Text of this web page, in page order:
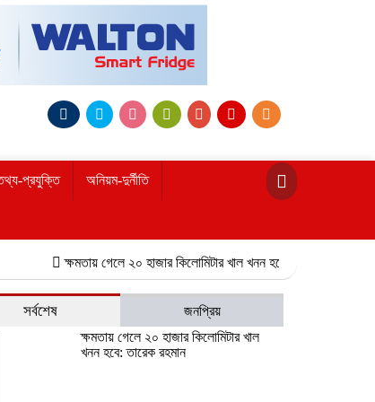
প্রযুক্তি অনিয়ম-দুর্নীতি
ক্ষমতায় গেলে ২০ হাজার কিলোমিটার খাল খনন হবে: তারেক রহমান
সর্বশেষ
জনপ্রিয়
ক্ষমতায় গেলে ২০ হাজার কিলোমিটার খাল
খনন হবে: তারেক রহমান